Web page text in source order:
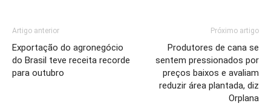
Artigo anterior
Exportação do agronegócio
do Brasil teve receita recorde
para outubro
Próximo artigo
Produtores de cana se
sentem pressionados por
preços baixos e avaliam
reduzir área plantada, diz
Orplana